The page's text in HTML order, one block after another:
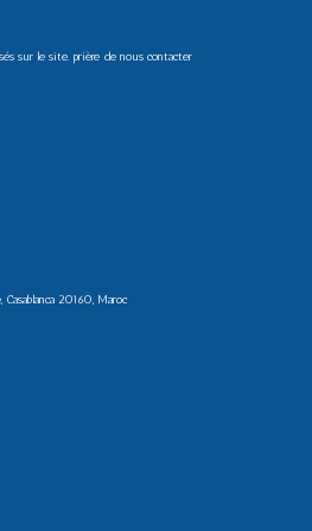
sur le site. prière de nous contacter
20160, Maroc